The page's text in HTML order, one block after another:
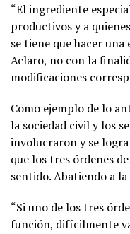
“El ingrediente
productivos y a
se tiene que hacer
Aclaro, no con la
modificaciones
Como ejemplo de lo
la sociedad civil y los
involucraron y se
que los tres órdenes
sentido. Abatiendo a
“Si uno de los tres
función, difícilmente